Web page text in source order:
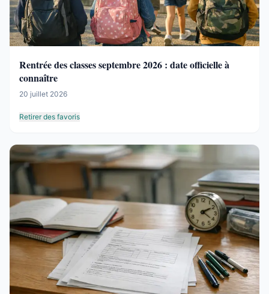
Rentrée des classes septembre 2026 : date officielle à
connaître
20 juillet 2026
Retirer des favoris